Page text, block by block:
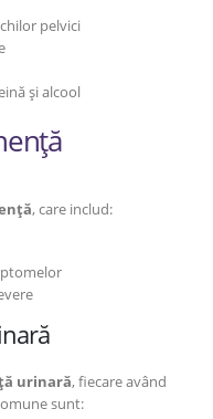
pelvici
și alcool
, care includ:
urinară, fiecare având
sunt: